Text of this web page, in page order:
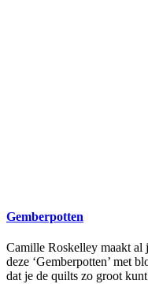
Gemberpotten
Camille Roskelley maakt al
deze ‘Gemberpotten’ met
dat je de quilts zo groot kunt